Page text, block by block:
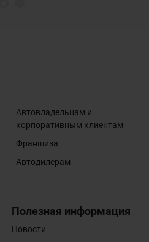
Автовладельцам и
корпоративным клиентам
Франшиза
Автодилерам
Полезная информация
Новости